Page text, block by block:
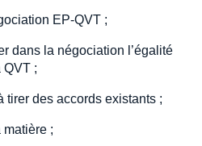
EP-QVT ;
dans la négociation l’égalité
QVT ;
tirer des accords existants ;
matière ;